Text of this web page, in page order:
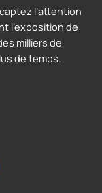
l’attention
l’exposition de
milliers de
de temps.